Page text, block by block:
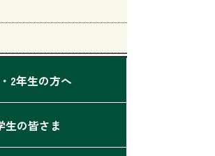
2年生の方へ
生の皆さま